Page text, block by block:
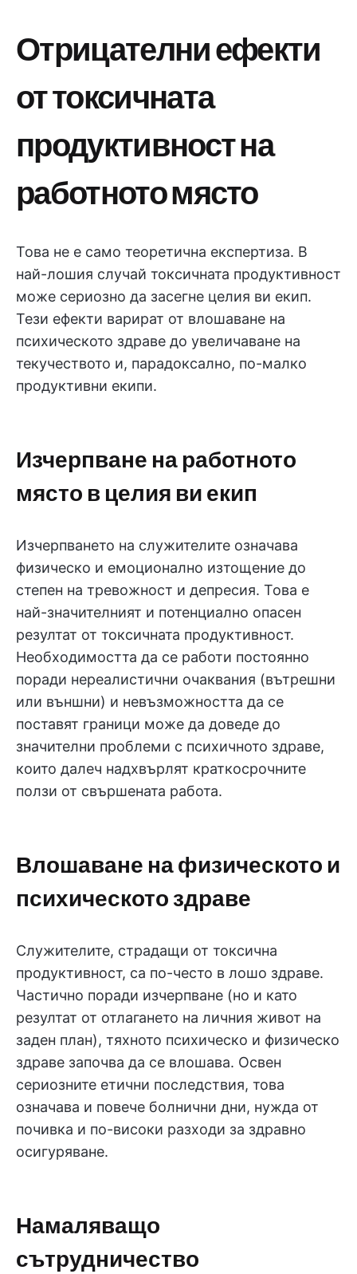
Отрицателни ефекти
от токсичната
продуктивност на
работното място
Това не е само теоретична експертиза. В
най-лошия случай токсичната продуктивност
може сериозно да засегне целия ви екип.
Тези ефекти варират от влошаване на
психическото здраве до увеличаване на
текучеството и, парадоксално, по-малко
продуктивни екипи.
Изчерпване на работното
място в целия ви екип
Изчерпването на служителите означава
физическо и емоционално изтощение до
степен на тревожност и депресия. Това е
най-значителният и потенциално опасен
резултат от токсичната продуктивност.
Необходимостта да се работи постоянно
поради нереалистични очаквания (вътрешни
или външни) и невъзможността да се
поставят граници може да доведе до
значителни проблеми с психичното здраве,
които далеч надхвърлят краткосрочните
ползи от свършената работа.
Влошаване на физическото и
психическото здраве
Служителите, страдащи от токсична
продуктивност, са по-често в лошо здраве.
Частично поради изчерпване (но и като
резултат от отлагането на личния живот на
заден план), тяхното психическо и физическо
здраве започва да се влошава. Освен
сериозните етични последствия, това
означава и повече болнични дни, нужда от
почивка и по-високи разходи за здравно
осигуряване.
Намаляващо
сътрудничество